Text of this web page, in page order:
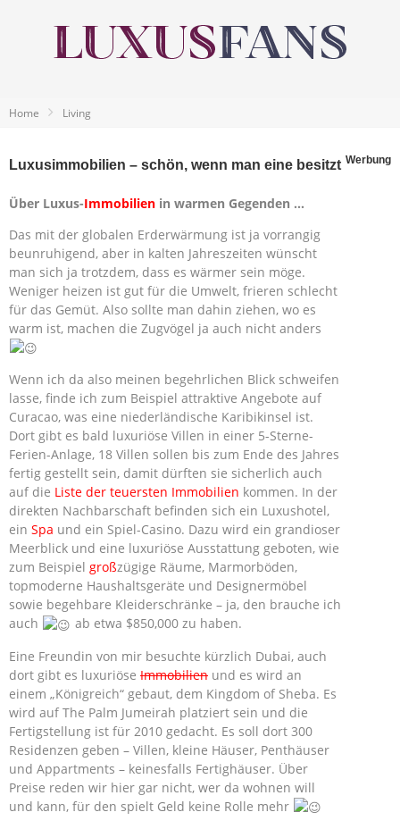
Home Living
Luxusimmobilien – schön, wenn man eine besitzt Werbung
Über Luxus-Immobilien in warmen Gegenden …
Das mit der globalen Erderwärmung ist ja vorrangig
beunruhigend, aber in kalten Jahreszeiten wünscht
man sich ja trotzdem, dass es wärmer sein möge.
Weniger heizen ist gut für die Umwelt, frieren schlecht
für das Gemüt. Also sollte man dahin ziehen, wo es
warm ist, machen die Zugvögel ja auch nicht anders
Wenn ich da also meinen begehrlichen Blick schweifen
lasse, finde ich zum Beispiel attraktive Angebote auf
Curacao, was eine niederländische Karibikinsel ist.
Dort gibt es bald luxuriöse Villen in einer 5-Sterne-
Ferien-Anlage, 18 Villen sollen bis zum Ende des Jahres
fertig gestellt sein, damit dürften sie sicherlich auch
auf die Liste der teuersten Immobilien kommen. In der
direkten Nachbarschaft befinden sich ein Luxushotel,
ein Spa und ein Spiel-Casino. Dazu wird ein grandioser
Meerblick und eine luxuriöse Ausstattung geboten, wie
zum Beispiel großzügige Räume, Marmorböden,
topmoderne Haushaltsgeräte und Designermöbel
sowie begehbare Kleiderschränke – ja, den brauche ich
auch
ab etwa $850,000 zu haben.
Eine Freundin von mir besuchte kürzlich Dubai, auch
dort gibt es luxuriöse Immobilien und es wird an
einem „Königreich“ gebaut, dem Kingdom of Sheba. Es
wird auf The Palm Jumeirah platziert sein und die
Fertigstellung ist für 2010 gedacht. Es soll dort 300
Residenzen geben – Villen, kleine Häuser, Penthäuser
und Appartments – keinesfalls Fertighäuser. Über
Preise reden wir hier gar nicht, wer da wohnen will
und kann, für den spielt Geld keine Rolle mehr